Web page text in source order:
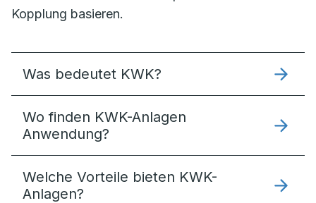
Kopplung basieren.
Was bedeutet KWK?
Wo finden KWK-Anlagen
Anwendung?
Welche Vorteile bieten KWK-
Anlagen?